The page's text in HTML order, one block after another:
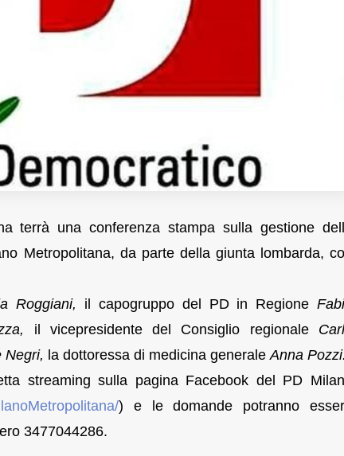
terrà una conferenza stampa sulla gestione
Metropolitana, da parte della giunta lombarda,
Roggiani, il capogruppo del PD in Regione
, il vicepresidente del Consiglio regionale
Negri, la dottoressa di medicina generaleAnna Pozzi.
streaming sulla pagina Facebook del PD
) e le domande potranno
3477044286.